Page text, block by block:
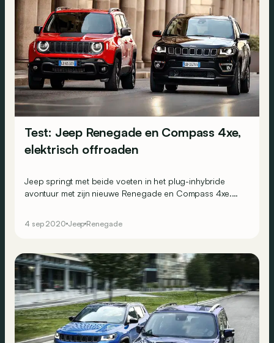
Test: Jeep Renegade en Compass 4xe,
elektrisch offroaden
Jeep springt met beide voeten in het plug-inhybride
avontuur met zijn nieuwe Renegade en Compass 4xe.
perfecte dubbele inborst?
4 sep 2020 Jeep Renegade